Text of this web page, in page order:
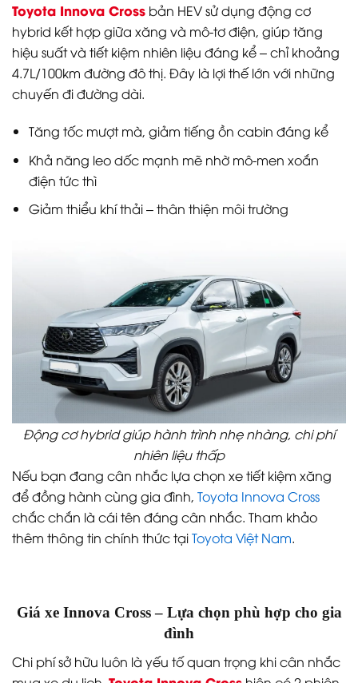
Toyota Innova Cross bản HEV sử dụng động cơ
hybrid kết hợp giữa xăng và mô-tơ điện, giúp tăng
hiệu suất và tiết kiệm nhiên liệu đáng kể – chỉ khoảng
4.7L/100km đường đô thị. Đây là lợi thế lớn với những
chuyến đi đường dài.
Tăng tốc mượt mà, giảm tiếng ồn cabin đáng kể
Khả năng leo dốc mạnh mẽ nhờ mô-men xoắn
điện tức thì
Giảm thiểu khí thải – thân thiện môi trường
Động cơ hybrid giúp hành trình nhẹ nhàng, chi phí
nhiên liệu thấp
Nếu bạn đang cân nhắc lựa chọn xe tiết kiệm xăng
để đồng hành cùng gia đình, Toyota Innova Cross
chắc chắn là cái tên đáng cân nhắc. Tham khảo
thêm thông tin chính thức tạiToyota Việt Nam.
Giá xe Innova Cross – Lựa chọn phù hợp cho gia
đình
Chi phí sở hữu luôn là yếu tố quan trọng khi cân nhắc